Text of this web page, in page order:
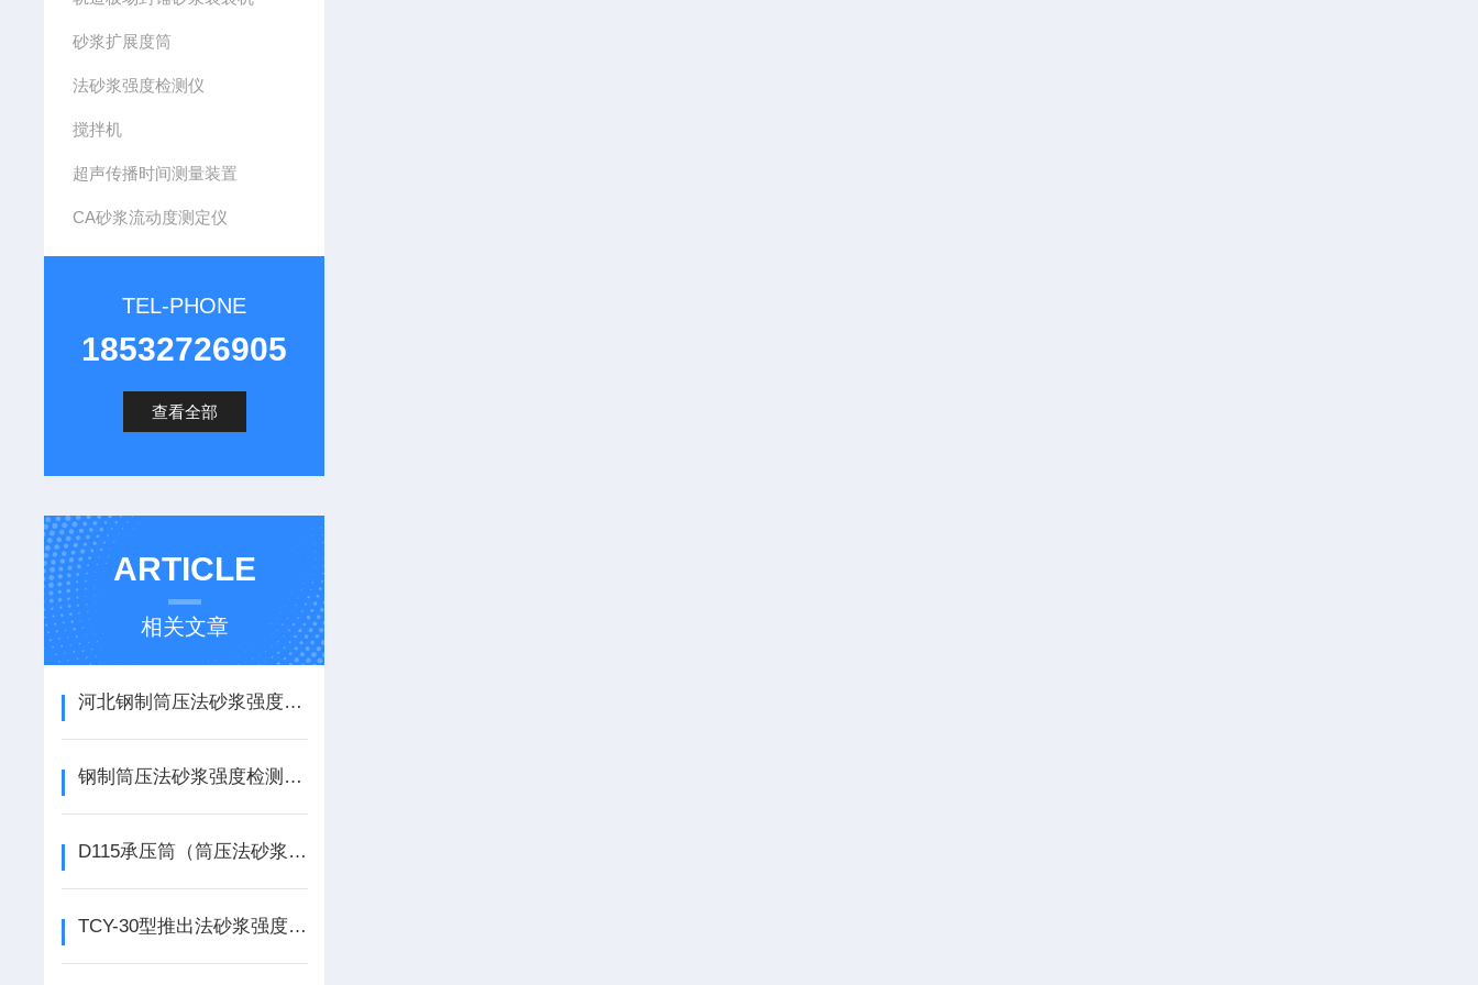
砂浆扩展度筒
法砂浆强度检测仪
搅拌机
超声传播时间测量装置
CA砂浆流动度测定仪
TEL-PHONE
18532726905
查看全部
ARTICLE
相关文章
河北钢制筒压法砂浆强度检测仪构造原理
钢制筒压法砂浆强度检测仪工作原理
D115承压筒（筒压法砂浆强度检测仪）试验方法
TCY-30型推出法砂浆强度检测仪技术参数